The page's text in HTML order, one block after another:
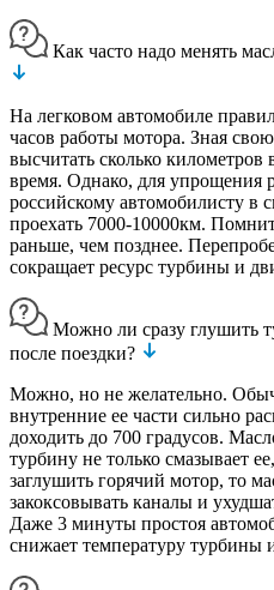
Как часто надо менять
На легковом автомобиле
часов работы мотора. Зная
высчитать сколько километров
время. Однако, для упрощения
российскому автомобилисту в
проехать 7000-10000км.
раньше, чем позднее.
сокращает ресурс турбины и
Можно ли сразу глушить
после поездки?
Можно, но не желательно.
внутренние ее части сильно
доходить до 700 градусов.
турбину не только смазывает
заглушить горячий мотор, то
закоксовывать каналы и
Даже 3 минуты простоя
снижает температуру турбины